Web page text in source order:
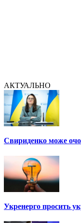
АКТУАЛЬНО
Свириденко може
Укренерго просить